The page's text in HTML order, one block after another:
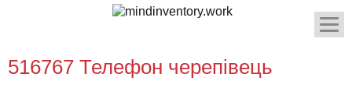
516767 Телефон черепівець